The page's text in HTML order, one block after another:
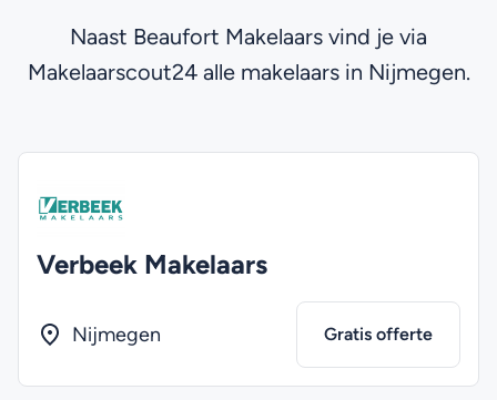
Naast Beaufort Makelaars vind je via
Makelaarscout24 alle makelaars in Nijmegen.
Verbeek Makelaars
Nijmegen Gratis offerte